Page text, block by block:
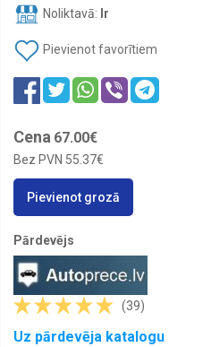
Jaunas
vissezonas
riepas
M+S
Jaunas
ziemas
Auto
rezerves
Motoreļļas
Laivu
eļļas
Moto
eļļas
Transmisijas
eļļas
Noliktavā: Ir
Pievienot favorītiem
Cena 67.00€
Bez PVN 55.37€
Pievienot grozā
Pārdevējs
(39)
Uz pārdevēja katalogu